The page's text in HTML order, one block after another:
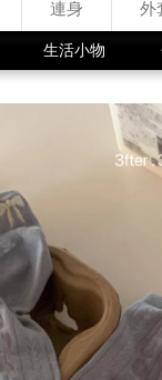
連身 外
生活小物